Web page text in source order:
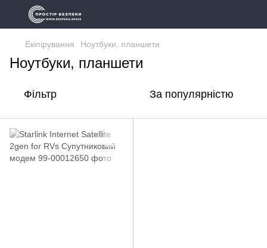
Екіпірування Ноутбуки, планшети
Ноутбуки, планшети
Фільтр За популярністю